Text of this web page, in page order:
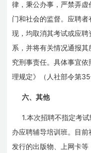
律，秉公办事，严禁弄
门和社会的监督。应聘
现，均取消其考试或应
系，并将有关情况通报
究刑事责任。具体事宜
理规定》（人社部令第35
六、其他
1.本次招聘不指定考
办应聘辅导培训班。目
发行的出版物、上网卡